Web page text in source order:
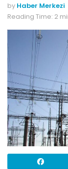
by Haber Merkezi
Reading Time: 2